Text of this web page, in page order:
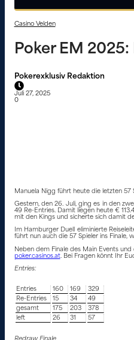
Casino Velden
Poker EM
Pokerexklusiv Redaktion
Juli 27, 2025
0
Manuela Nigg führt heute die letzten 57
Gestern, den 26. Juli, ging es in den
49 Re-Entries. Damit liegen heute €
mit den Kings und sicherte sich damit
Im Hamburger Duell eliminierte
führt nun auch die 57 Spieler ins Finale,
Neben dem Finale des Main Events
poker.casinos.at. Bei Fragen könnt Ihr
Entries:
Entries 160 169
329
Re-Entries
15 34
49
gesamt
175 203
378
left
26 31 57